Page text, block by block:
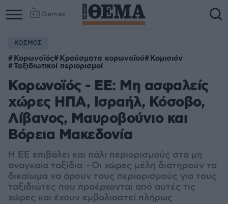
Games
ΚΟΣΜΟΣ
Κορωνοϊός Κρούσματα κορωνοϊού Κομισιόν
Ταξιδιωτικοί περιορισμοί
Κορωνοϊός - ΕΕ: Μη ασφαλείς
χώρες ΗΠΑ, Ισραήλ, Κόσοβο,
Λίβανος, Μαυροβούνιο και
Βόρεια Μακεδονία
Η ΕΕ επιβάλει και πάλι περιορισμούς στα μη
αναγκαία ταξίδια - Οι χώρες μέλη διατηρούν το
δικαίωμα να άρουν τους περιορισμούς για τους
ταξιδιώτες που προέρχονται από αυτές τις
χώρες και έχουν εμβολιαστεί πλήρως